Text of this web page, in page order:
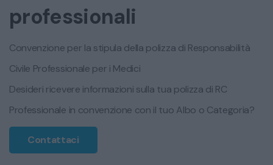
professionali
Convenzione per la stipula della polizza di Responsabilità
Civile Professionale per i Medici
Desideri ricevere informazioni sulla tua polizza di RC
Professionale in convenzione con il tuo Albo o Categoria?
Contattaci